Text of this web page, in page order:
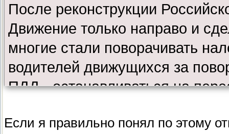
После реконструкции
Движение только направо и
многие стали поворачивать
водителей движущихся за
ПДД - останавливаться на
Предполагается ли решать эту
Если я правильно понял по этому